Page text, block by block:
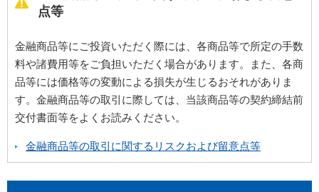
点等
金融商品等にご投資いただく際には、各商品等で所定の手数
料や諸費用等をご負担いただく場合があります。また、各商
品等には価格等の変動による損失が生じるおそれがありま
す。金融商品等の取引に際しては、当該商品等の契約締結前
交付書面等をよくお読みください。
金融商品等の取引に関するリスクおよび留意点等